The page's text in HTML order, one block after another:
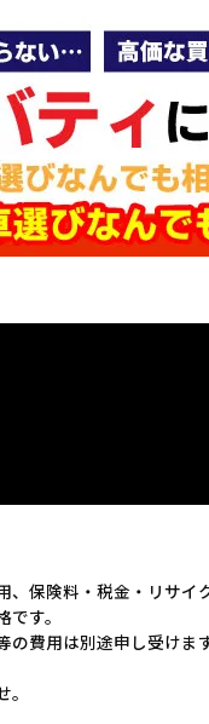
保険料・税金・リサイ
す。
費用は別途申し受けます